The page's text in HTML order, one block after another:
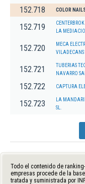
152.718 COLOR
152.719
LA
152.720
MECA
VILADECANS
152.721
TUBERIAS
NAVARRO SAL
152.722 CAPTURA
152.723
LA
SL.
Todo el contenido de
empresas procede de la base
tratada y suministrada por